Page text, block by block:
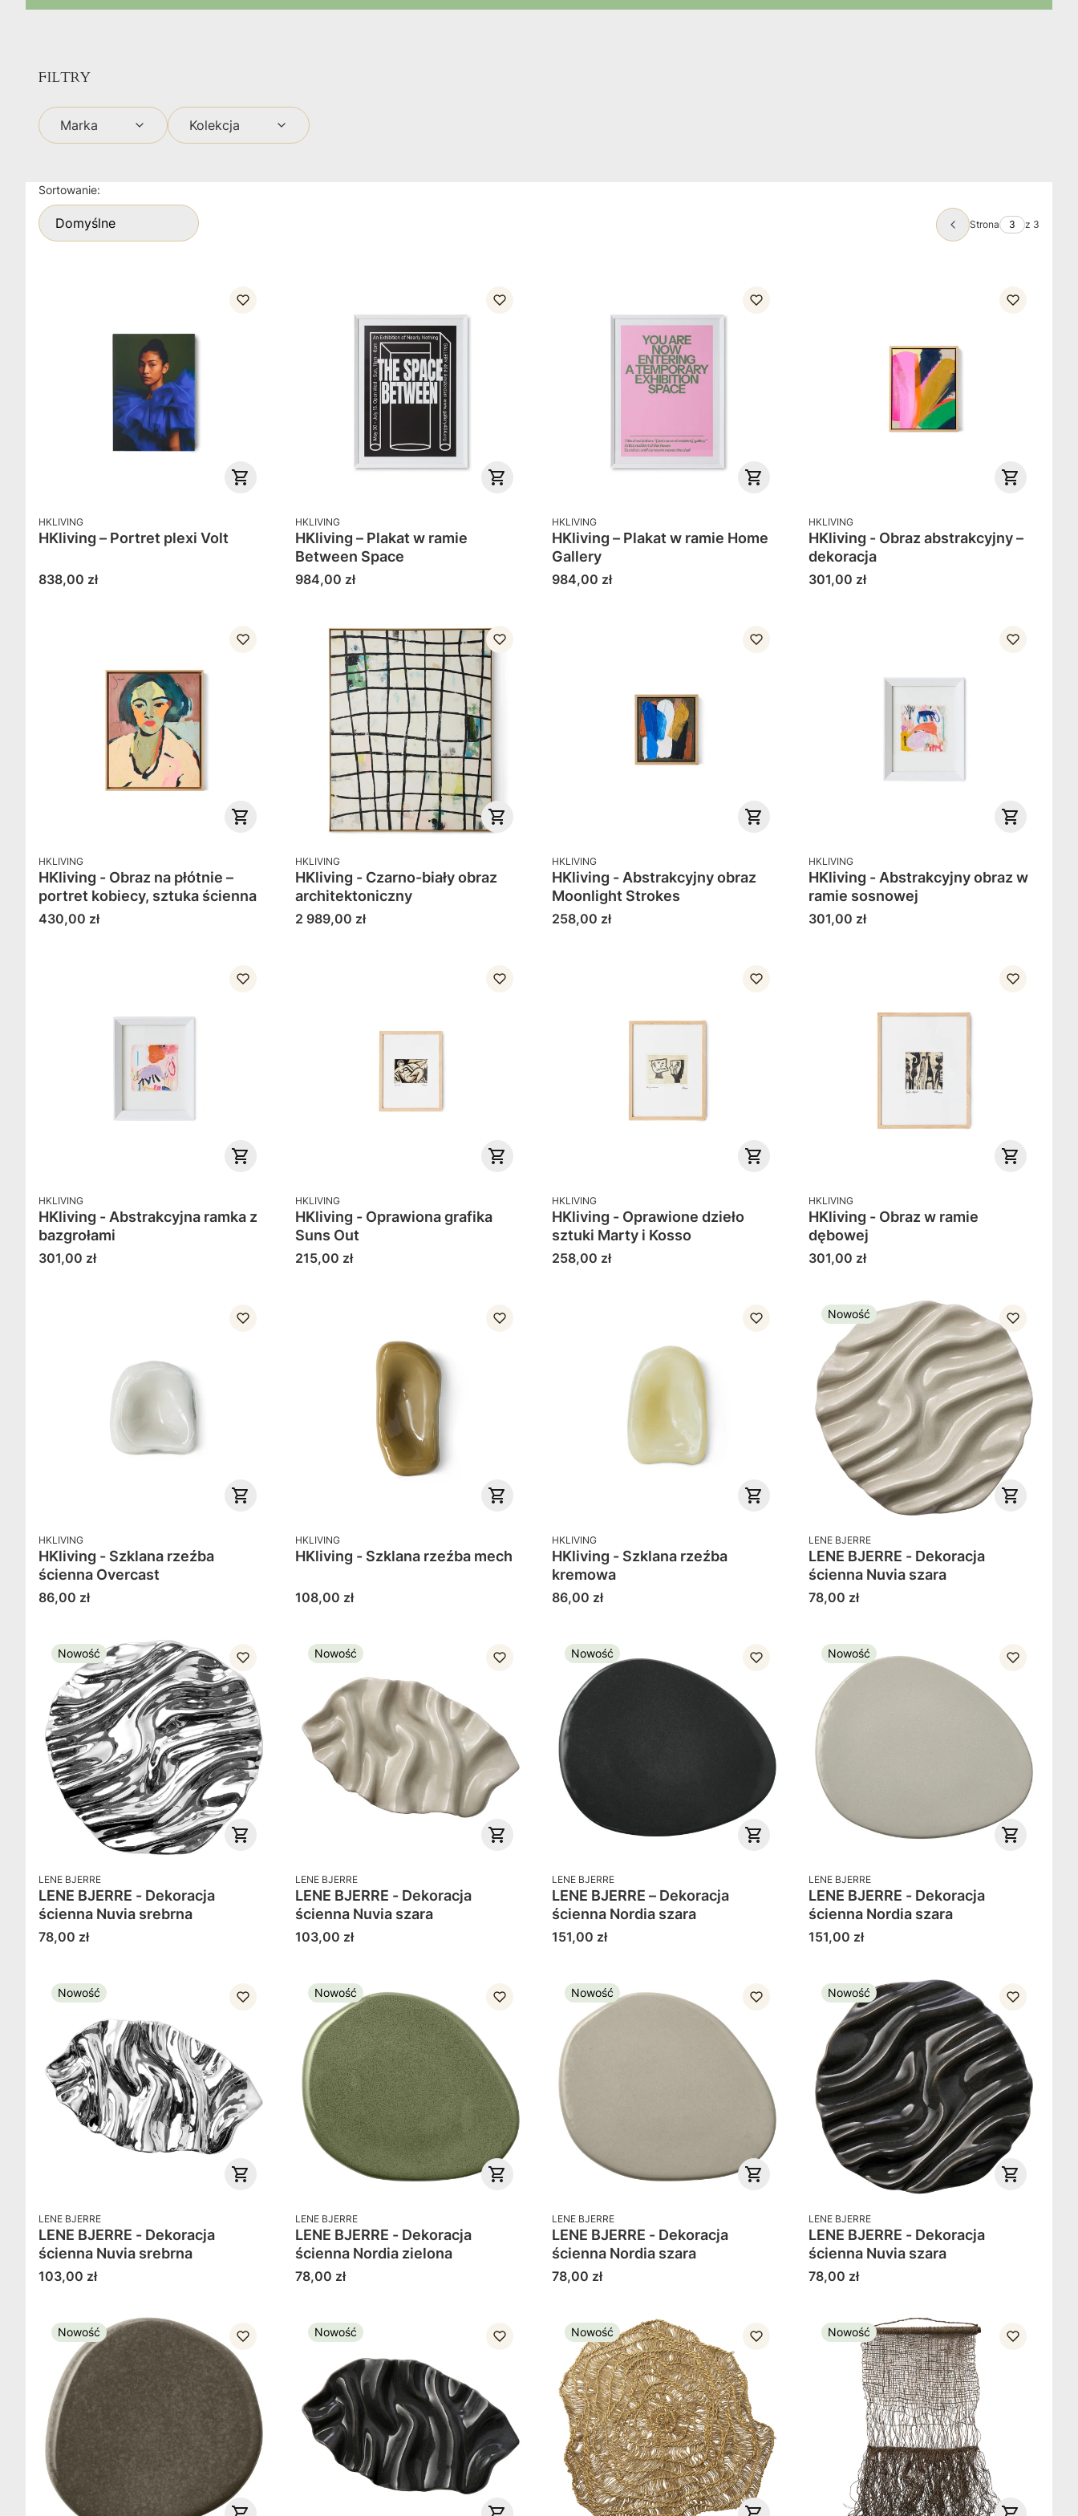
FILTRY
Marka Kolekcja
Lista produktów
Sortowanie:
Domyślne Poprzednie produkty
Strona z 3
PRODUCENT
HKLIVING
HKliving – Portret plexi Volt
Cena
838,00 zł
PRODUCENT
HKLIVING
HKliving – Plakat w ramie
Between Space
Cena
984,00 zł
PRODUCENT
HKLIVING
HKliving – Plakat w ramie Home
Gallery
Cena
984,00 zł
PRODUCENT
HKLIVING
HKliving - Obraz abstrakcyjny –
dekoracja
Cena
301,00 zł
PRODUCENT
HKLIVING
HKliving - Obraz na płótnie –
portret kobiecy, sztuka ścienna
Cena
430,00 zł
PRODUCENT
HKLIVING
HKliving - Czarno-biały obraz
architektoniczny
Cena
2 989,00 zł
PRODUCENT
HKLIVING
HKliving - Abstrakcyjny obraz
Moonlight Strokes
Cena
258,00 zł
PRODUCENT
HKLIVING
HKliving - Abstrakcyjny obraz w
ramie sosnowej
Cena
301,00 zł
PRODUCENT
HKLIVING
HKliving - Abstrakcyjna ramka z
bazgrołami
Cena
301,00 zł
PRODUCENT
HKLIVING
HKliving - Oprawiona grafika
Suns Out
Cena
215,00 zł
PRODUCENT
HKLIVING
HKliving - Oprawione dzieło
sztuki Marty i Kosso
Cena
258,00 zł
PRODUCENT
HKLIVING
HKliving - Obraz w ramie
dębowej
Cena
301,00 zł
PRODUCENT
HKLIVING
HKliving - Szklana rzeźba
ścienna Overcast
Cena
86,00 zł
PRODUCENT
HKLIVING
HKliving - Szklana rzeźba mech
Cena
108,00 zł
PRODUCENT
HKLIVING
HKliving - Szklana rzeźba
kremowa
Cena
86,00 zł
Nowość
PRODUCENT
LENE BJERRE
LENE BJERRE - Dekoracja
ścienna Nuvia szara
Cena
78,00 zł
Nowość
PRODUCENT
LENE BJERRE
LENE BJERRE - Dekoracja
ścienna Nuvia srebrna
Cena
78,00 zł
Nowość
PRODUCENT
LENE BJERRE
LENE BJERRE - Dekoracja
ścienna Nuvia szara
Cena
103,00 zł
Nowość
PRODUCENT
LENE BJERRE
LENE BJERRE – Dekoracja
ścienna Nordia szara
Cena
151,00 zł
Nowość
PRODUCENT
LENE BJERRE
LENE BJERRE - Dekoracja
ścienna Nordia szara
Cena
151,00 zł
Nowość
PRODUCENT
LENE BJERRE
LENE BJERRE - Dekoracja
ścienna Nuvia srebrna
Cena
103,00 zł
Nowość
PRODUCENT
LENE BJERRE
LENE BJERRE - Dekoracja
ścienna Nordia zielona
Cena
78,00 zł
Nowość
PRODUCENT
LENE BJERRE
LENE BJERRE - Dekoracja
ścienna Nordia szara
Cena
78,00 zł
Nowość
PRODUCENT
LENE BJERRE
LENE BJERRE - Dekoracja
ścienna Nuvia szara
Cena
78,00 zł
Nowość Nowość Nowość Nowość